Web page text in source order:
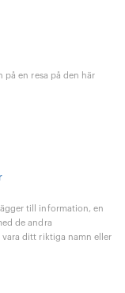
på en resa på den här
till information, en
de andra
ditt riktiga namn eller